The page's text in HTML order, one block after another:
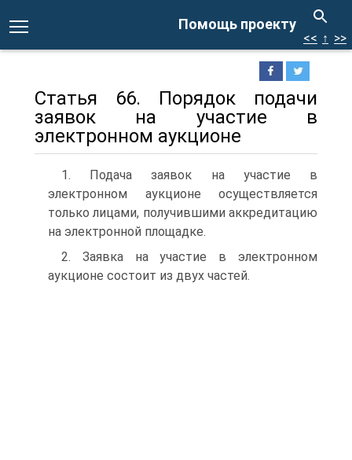
Помощь проекту
<< ↑ >>
Статья 66. Порядок подачи
заявок на участие в
электронном аукционе
1. Подача заявок на участие в
электронном аукционе осуществляется
только лицами, получившими аккредитацию
на электронной площадке.
2. Заявка на участие в электронном
аукционе состоит из двух частей.